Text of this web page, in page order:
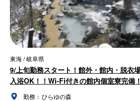
東海 / 岐阜県
9/上旬勤務スタート！館外・館内・脱衣
入浴OK！！Wi-Fi付きの館内個室寮完備！
勤務： ひらゆの森